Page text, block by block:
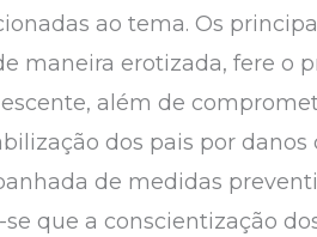
ao tema. Os
maneira erotizada, fere o
além de
dos pais por
de medidas
que a conscientização